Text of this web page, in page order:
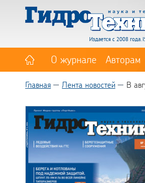
Издается с 2008 года.
О журнале Авторам
Главная Лента новостей В